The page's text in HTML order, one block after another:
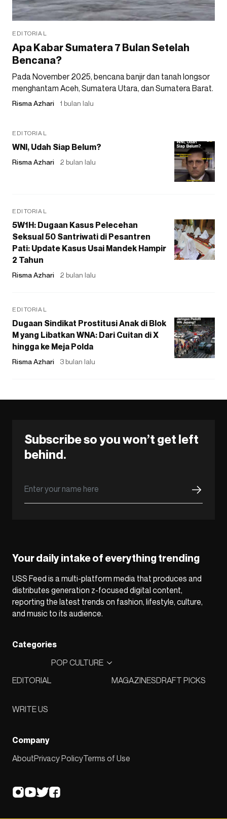
EDITORIAL
Apa Kabar Sumatera 7 Bulan Setelah
Bencana?
Pada November 2025, bencana banjir dan tanah longsor
menghantam Aceh, Sumatera Utara, dan Sumatera Barat.
Risma Azhari 1 bulan lalu
EDITORIAL
WNI, Udah Siap Belum?
Risma Azhari 2 bulan lalu
EDITORIAL
5W1H: Dugaan Kasus Pelecehan
Seksual 50 Santriwati di Pesantren
Pati: Update Kasus Usai Mandek Hampir
2 Tahun
Risma Azhari 2 bulan lalu
EDITORIAL
Dugaan Sindikat Prostitusi Anak di Blok
M yang Libatkan WNA: Dari Cuitan di X
hingga ke Meja Polda
Risma Azhari 3 bulan lalu
Subscribe so you won’t get left
behind.
Your daily intake of everything trending
USS Feed is a multi-platform media that produces and
distributes generation z-focused digital content,
reporting the latest trends on fashion, lifestyle, culture,
and music to its audience.
Categories
EDITORIAL
POP CULTURE
MAGAZINESDRAFT PICKS
WRITE US
Company
AboutPrivacy PolicyTerms of Use